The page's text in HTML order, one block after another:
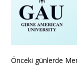
Önceki günlerde